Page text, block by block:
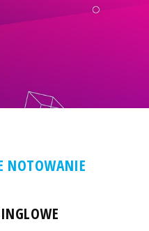
NOTOWANIE